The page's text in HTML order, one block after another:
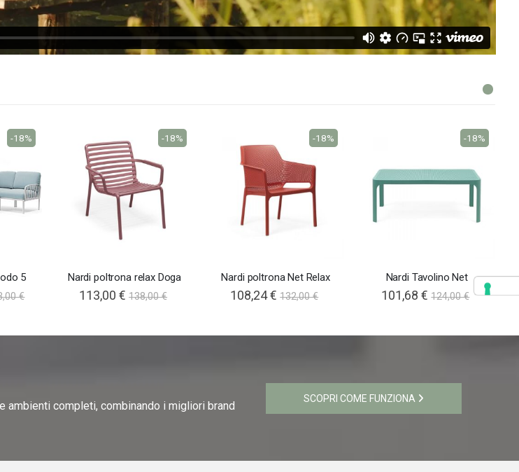
5
€
-18%
Nardi poltrona relax Doga
113,00 € 138,00 €
-18%
Nardi poltrona Net Relax
108,24 € 132,00 €
-18%
Nardi Tavolino Net
101,68 € 124,00 €
-18%
ambienti completi, combinando i migliori brand
SCOPRI COME FUNZIONA